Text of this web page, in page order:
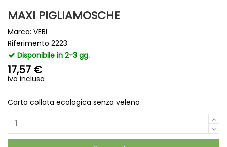
MAXI PIGLIAMOSCHE
Marca: VEBI
Riferimento 2223
Disponibile in 2-3 gg.
17,57 €
iva inclusa
Carta collata ecologica senza veleno